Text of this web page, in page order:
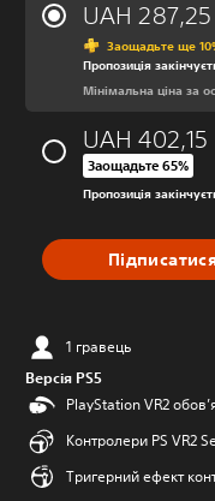
UAH 287,25
Заощадьте ще
Пропозиція
Мінімальна ціна за
UAH 402,15
Заощадьте 65%
Пропозиція
1 гравець
Версія PS5
PlayStation VR2
Контролери PS VR2
Тригерний ефект